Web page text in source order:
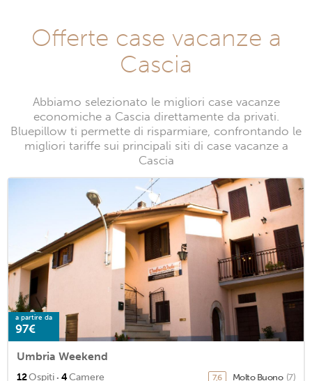
Offerte case vacanze a
Cascia
Abbiamo selezionato le migliori case vacanze
economiche a Cascia direttamente da privati.
Bluepillow ti permette di risparmiare, confrontando le
migliori tariffe sui principali siti di case vacanze a
Cascia
a partire da
97€
Umbria Weekend
12Ospiti · 4Camere 7,6 Molto Buono (7)